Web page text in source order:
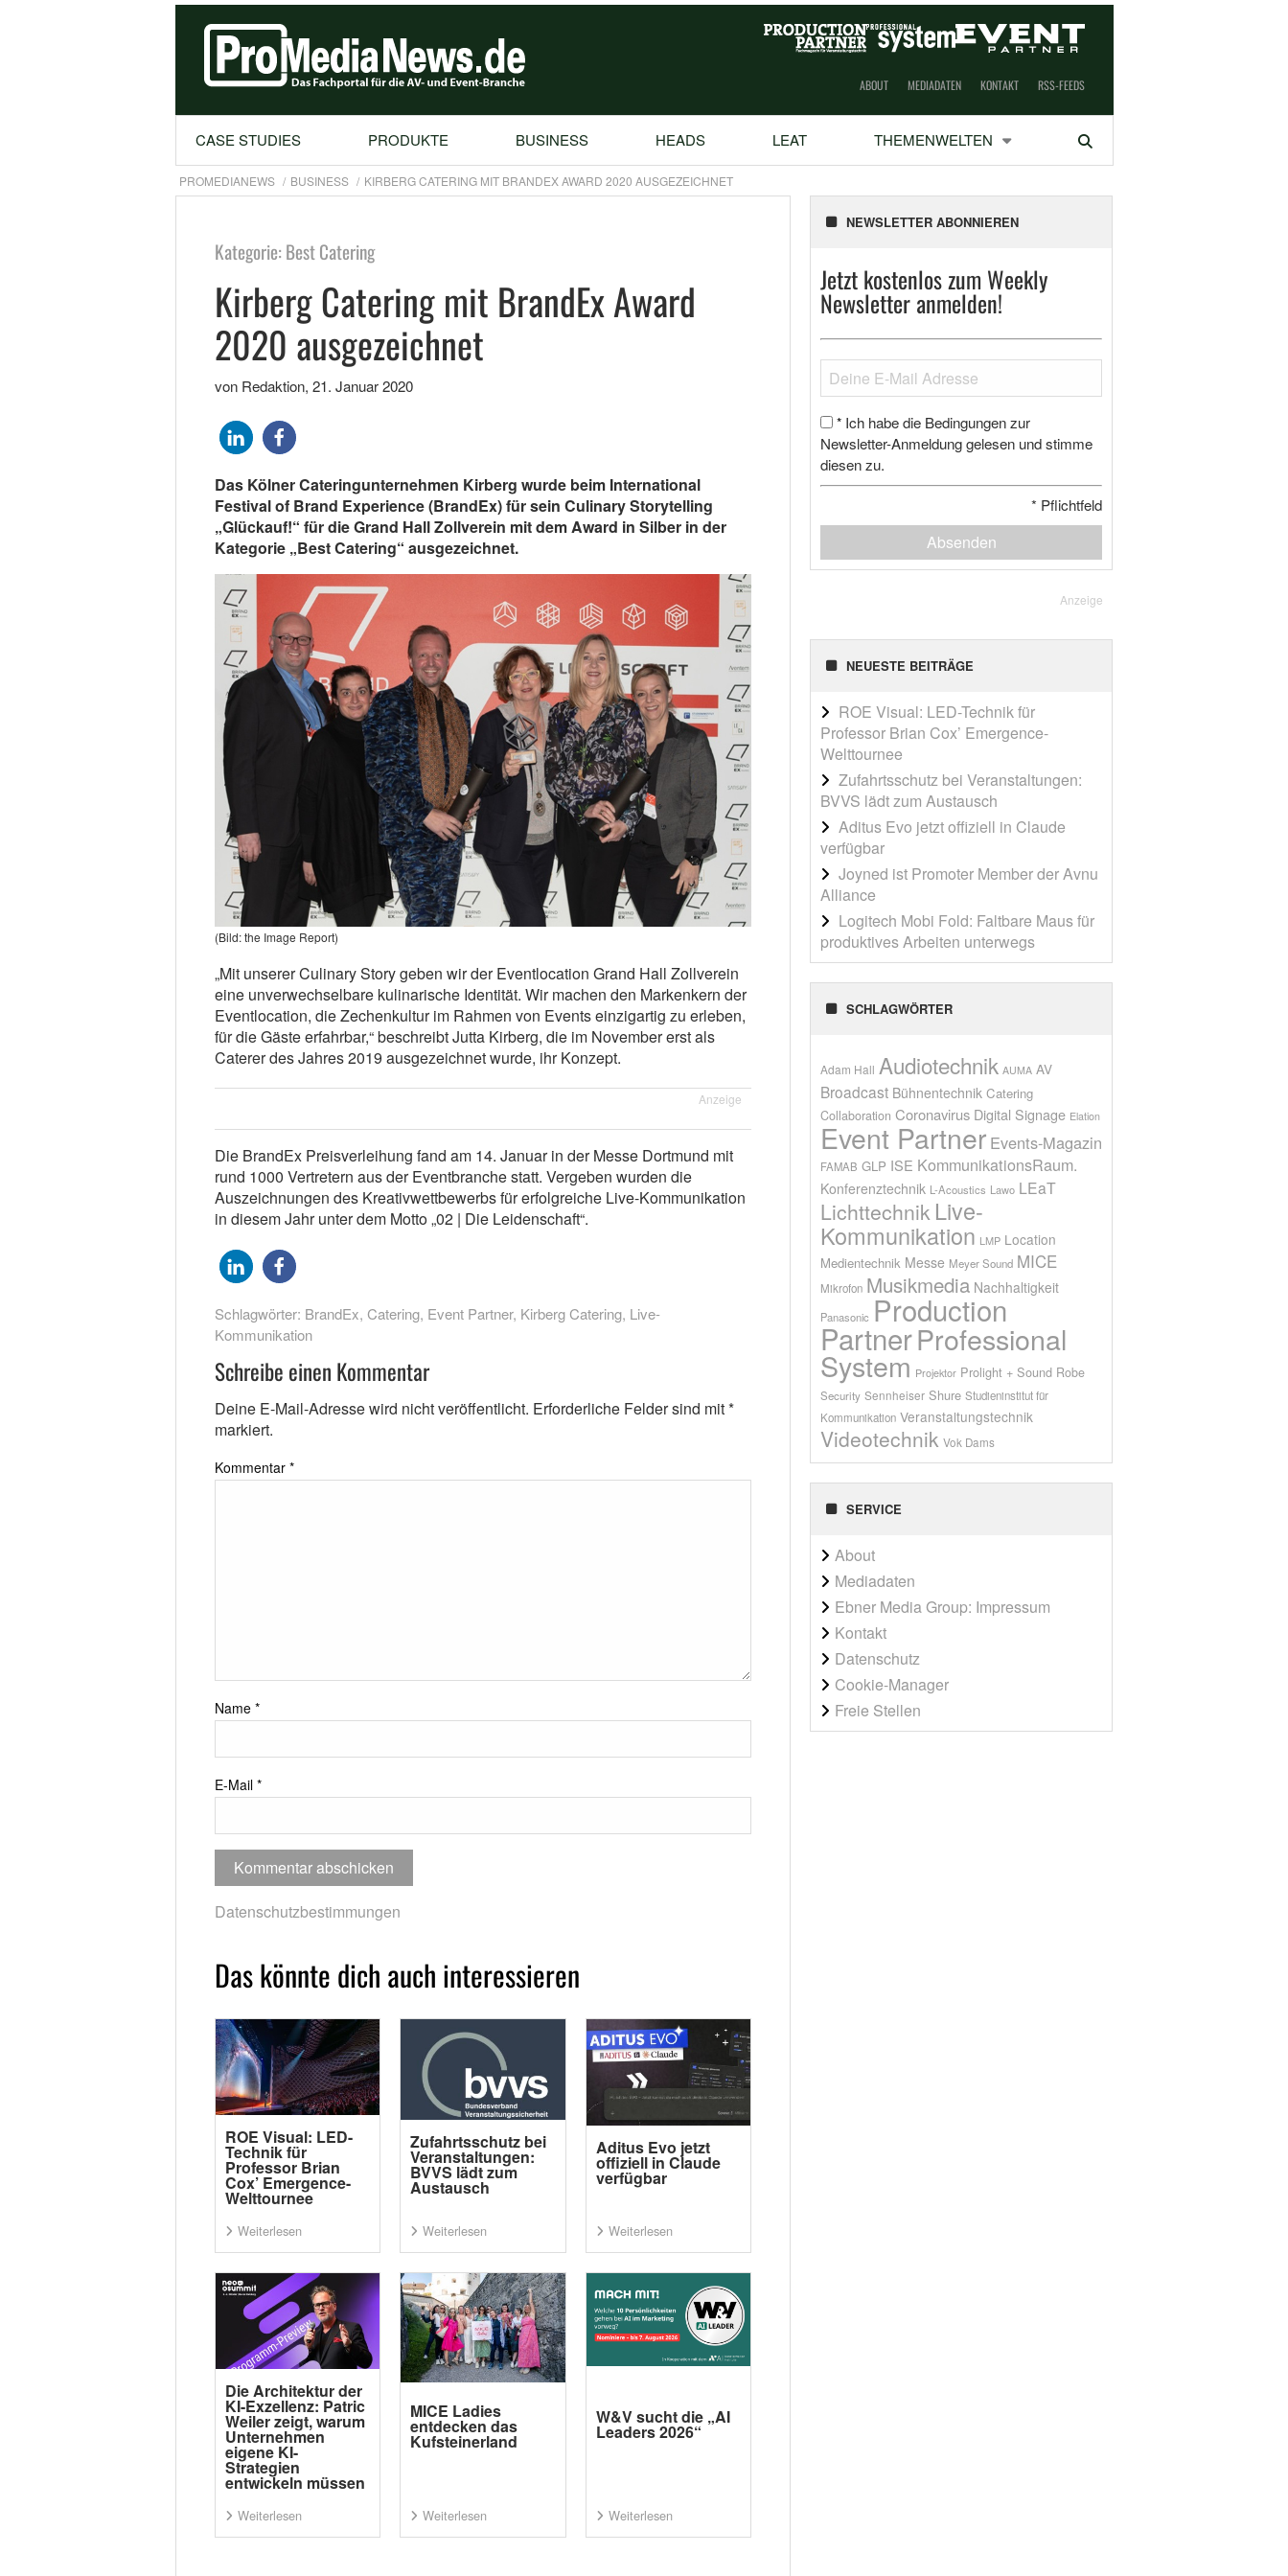
ABOUT MEDIADATEN KONTAKT RSS-FEEDS
CASE STUDIES PRODUKTE BUSINESS HEADS LEAT THEMENWELTEN Suchen
PROMEDIANEWS BUSINESS KIRBERG CATERING MIT BRANDEX AWARD 2020 AUSGEZEICHNET
Kategorie: Best Catering
Kirberg Catering mit BrandEx Award
2020 ausgezeichnet
von Redaktion, 21. Januar 2020
Das Kölner Cateringunternehmen Kirberg wurde beim International
Festival of Brand Experience (BrandEx) für sein Culinary Storytelling
„Glückauf!“ für die Grand Hall Zollverein mit dem Award in Silber in der
Kategorie „Best Catering“ ausgezeichnet.
(Bild: the Image Report)
„Mit unserer Culinary Story geben wir der Eventlocation Grand Hall Zollverein
eine unverwechselbare kulinarische Identität. Wir machen den Markenkern der
Eventlocation, die Zechenkultur im Rahmen von Events einzigartig zu erleben,
für die Gäste erfahrbar,“ beschreibt Jutta Kirberg, die im November erst als
Caterer des Jahres 2019 ausgezeichnet wurde, ihr Konzept.
Anzeige
Die BrandEx Preisverleihung fand am 14. Januar in der Messe Dortmund mit
rund 1000 Vertretern aus der Eventbranche statt. Vergeben wurden die
Auszeichnungen des Kreativwettbewerbs für erfolgreiche Live-Kommunikation
in diesem Jahr unter dem Motto „02 | Die Leidenschaft“.
Schlagwörter: BrandEx, Catering, Event Partner, Kirberg Catering, Live-
Kommunikation
Schreibe einen Kommentar
Deine E-Mail-Adresse wird nicht veröffentlicht. Erforderliche Felder sind mit*
markiert.
Kommentar *
Name *
E-Mail *
Datenschutzbestimmungen
Das könnte dich auch interessieren
ROE Visual: LED-
Technik für
Professor Brian
Cox’ Emergence-
Welttournee
Weiterlesen
Zufahrtsschutz bei
Veranstaltungen:
BVVS lädt zum
Austausch
Weiterlesen
Aditus Evo jetzt
offiziell in Claude
verfügbar
Weiterlesen
Die Architektur der
KI-Exzellenz: Patric
Weiler zeigt, warum
Unternehmen
eigene KI-
Strategien
entwickeln müssen
Weiterlesen
MICE Ladies
entdecken das
Kufsteinerland
Weiterlesen
W&V sucht die „AI
Leaders 2026“
Weiterlesen
NEWSLETTER ABONNIEREN
Jetzt kostenlos zum Weekly
Newsletter anmelden!
* Ich habe die Bedingungen zur
Newsletter-Anmeldung gelesen und stimme
diesen zu.
* Pflichtfeld
Absenden
Anzeige
NEUESTE BEITRÄGE
ROE Visual: LED-Technik für
Professor Brian Cox’ Emergence-
Welttournee
Zufahrtsschutz bei Veranstaltungen:
BVVS lädt zum Austausch
Aditus Evo jetzt offiziell in Claude
verfügbar
Joyned ist Promoter Member der Avnu
Alliance
Logitech Mobi Fold: Faltbare Maus für
produktives Arbeiten unterwegs
SCHLAGWÖRTER
Adam Hall Audiotechnik AUMA AV
Broadcast Bühnentechnik Catering
Collaboration Coronavirus Digital Signage Elation
Event Partner Events-Magazin
FAMAB GLP ISE KommunikationsRaum.
Konferenztechnik L-Acoustics Lawo LEaT
Lichttechnik Live-
Kommunikation LMP Location
Medientechnik Messe Meyer Sound MICE
Mikrofon Musikmedia Nachhaltigkeit
Panasonic Production
PartnerProfessional
System Projektor Prolight + Sound Robe
Security Sennheiser Shure Studieninstitut für
Kommunikation Veranstaltungstechnik
Videotechnik Vok Dams
SERVICE
About
Mediadaten
Ebner Media Group: Impressum
Kontakt
Datenschutz
Cookie-Manager
Freie Stellen